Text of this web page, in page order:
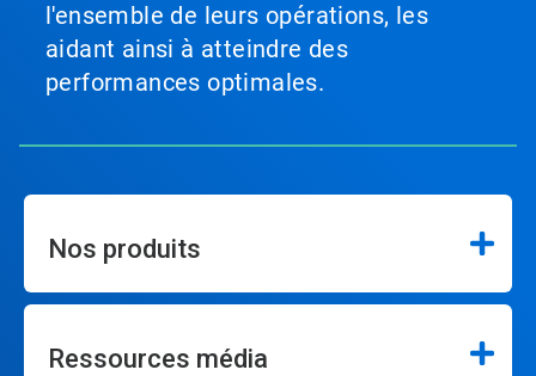
l'ensemble de leurs opérations, les
aidant ainsi à atteindre des
performances optimales.
Nos produits
Ressources média